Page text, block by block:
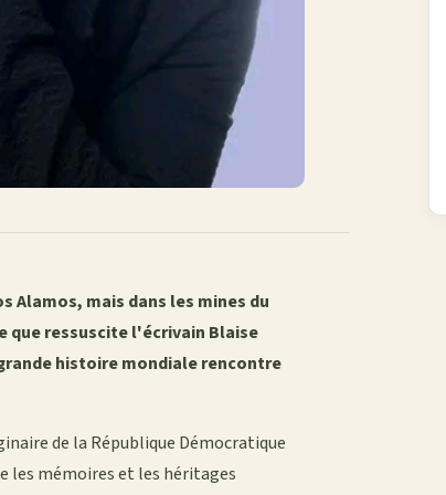
Alamos, mais dans les mines du
que ressuscite l'écrivain Blaise
histoire mondiale rencontre
de la République Démocratique
les mémoires et les héritages